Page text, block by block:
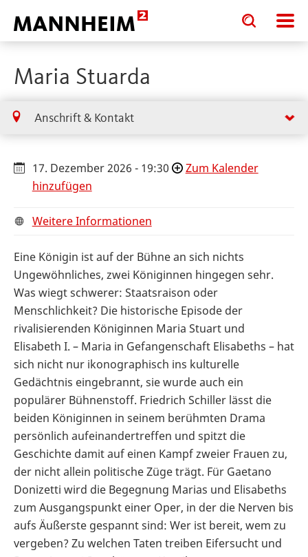
Toggle
search
input
Toggle
search
input
Maria Stuarda
Anschrift & Kontakt
17. Dezember 2026 - 19:30
Zum Kalender
hinzufügen
Weitere Informationen
Eine Königin ist auf der Bühne an sich nichts
Ungewöhnliches, zwei Königinnen hingegen sehr.
Was wiegt schwerer: Staatsraison oder
Menschlichkeit? Die historische Episode der
rivalisierenden Königinnen Maria Stuart und
Elisabeth I. – Maria in Gefangenschaft Elisabeths – hat
sich nicht nur ikonographisch ins kulturelle
Gedächtnis eingebrannt, sie wurde auch ein
populärer Bühnenstoff. Friedrich Schiller lässt die
beiden Königinnen in seinem berühmten Drama
persönlich aufeinandertreffen und spitzt die
Geschichte damit auf einen Kampf zweier Frauen zu,
der nicht allein politische Züge trägt. Für Gaetano
Donizetti wird die Begegnung Marias und Elisabeths
zum Ausgangspunkt einer Oper, in der die Nerven bis
aufs Äußerste gespannt sind: Wer ist bereit, wem zu
vergeben? Zu welchen Taten treiben Eifersucht und